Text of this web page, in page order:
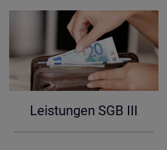
Leis­tun­gen SGB III